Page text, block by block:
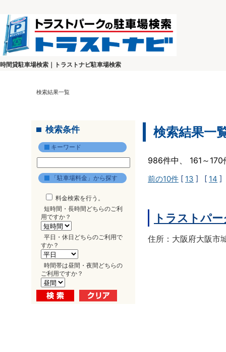
時間貸駐車場検索｜トラストナビ駐車場検索
検索結果一覧
検索条件
キーワード
「駐車場料金」から探す
料金検索を行う。
短時間・長時間どちらのご利
用ですか？
平日・休日どちらのご利用で
すか？
時間帯は昼間・夜間どちらの
ご利用ですか？
検索結果一
986件中、 161～
前の10件 [ 13 ] [ 14 ]
トラストパ
住所：大阪府大阪市